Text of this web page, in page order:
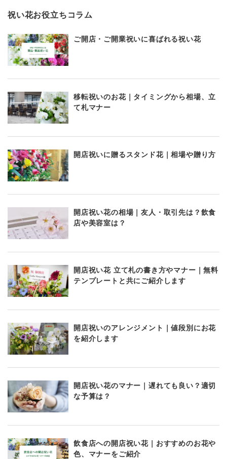
祝い花お役立ちコラム
ご開店・ご開業祝いに喜ばれる祝い花
移転祝いのお花｜タイミングから相場、立
て札マナー
開店祝いに贈るスタンド花｜相場や贈り方
開店祝い花の相場｜友人・取引先は？飲食
店や美容室は？
開店祝い花 立て札の書き方やマナー｜無料
テンプレートと共にご紹介します
開店祝いのアレンジメント｜値段別にお花
を紹介します
開店祝い花のマナー｜遅れても良い？適切
な予算は？
飲食店への開店祝い花｜おすすめのお花や
色、マナーをご紹介